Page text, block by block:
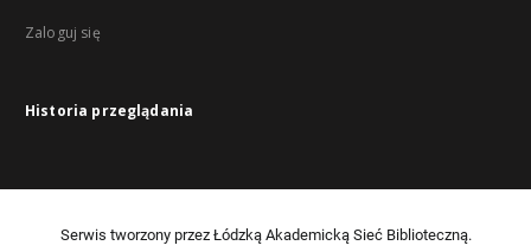
Zaloguj się
Historia przeglądania
Serwis tworzony przez Łódzką Akademicką Sieć Biblioteczną.